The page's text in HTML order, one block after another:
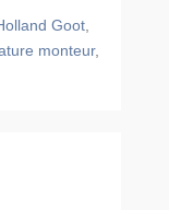
Goot
monteur,